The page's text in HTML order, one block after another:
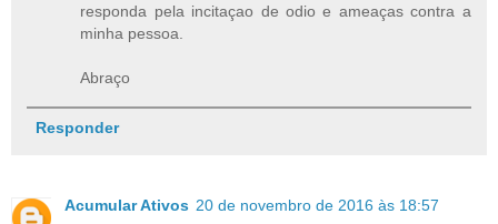
responda pela incitaçao de odio e ameaças contra a
minha pessoa.
Abraço
Responder
Acumular Ativos 20 de novembro de 2016 às 18:57